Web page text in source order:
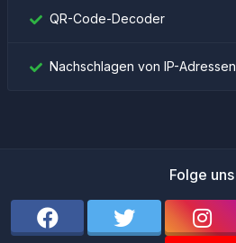
QR-Code-Decoder
Nachschlagen von IP-Adressen
Folge uns